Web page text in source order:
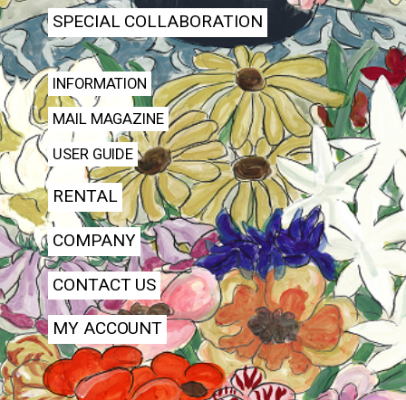
SPECIAL COLLABORATION
INFORMATION
MAIL MAGAZINE
USER GUIDE
RENTAL
COMPANY
CONTACT US
MY ACCOUNT